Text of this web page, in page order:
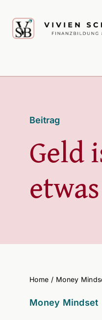
Inhalt
springen
ÜBER MICH
ANGEBOT
PODCAST
Beitrag
Geld
Home Money
Money Mindset